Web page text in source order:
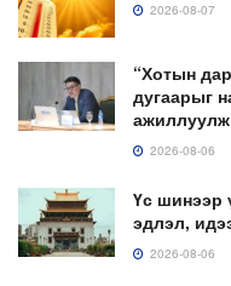
2026-08-07
“Хотын
дугаарыг
2026-08-06
Үс шинээр
эдлэл,
2026-08-06